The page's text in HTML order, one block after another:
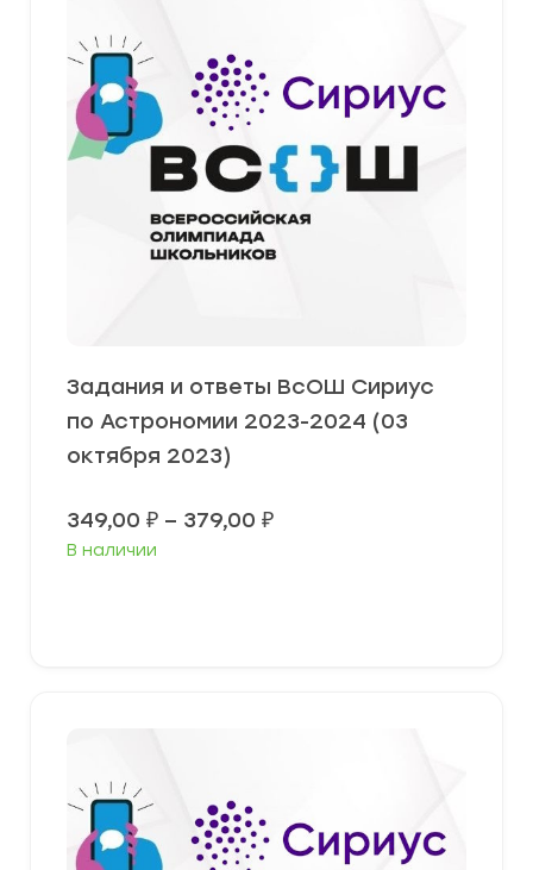
Задания и ответы ВсОШ Сириус
по Астрономии 2023-2024 (03
октября 2023)
349,00 ₽ – 379,00 ₽Диапазон
В наличии